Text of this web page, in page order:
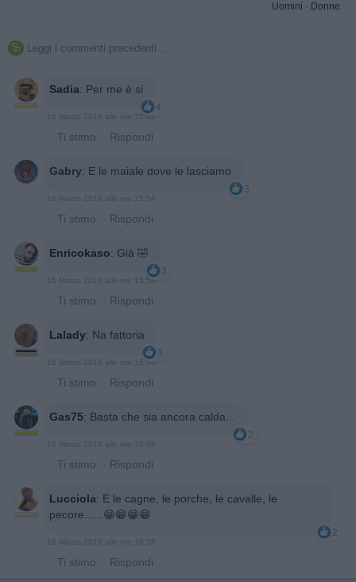
Uomini · Donne
 Leggi i commenti precedenti...
Sadia: Per me è si
4
16 Marzo 2019 alle ore 15:51
· Ti stimo · Rispondi
Gabry: E le maiale dove le lasciamo
3
16 Marzo 2019 alle ore 15:54
· Ti stimo · Rispondi
Enricokaso: Già 🤣
3
16 Marzo 2019 alle ore 15:54
· Ti stimo · Rispondi
Lalady: Na fattoria
3
16 Marzo 2019 alle ore 15:54
· Ti stimo · Rispondi
Gas75: Basta che sia ancora calda...
2
16 Marzo 2019 alle ore 16:06
· Ti stimo · Rispondi
Lucciola: E le cagne, le porche, le cavalle, le
pecore......😁😁😁😁
2
16 Marzo 2019 alle ore 16:38
· Ti stimo · Rispondi